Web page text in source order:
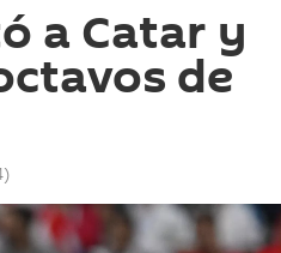
a Catar y
de
)